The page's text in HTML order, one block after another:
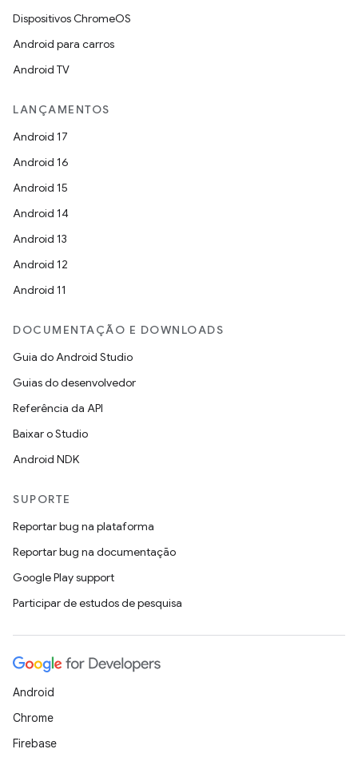
Dispositivos ChromeOS
Android para carros
Android TV
LANÇAMENTOS
Android 17
Android 16
Android 15
Android 14
Android 13
Android 12
Android 11
DOCUMENTAÇÃO E DOWNLOADS
Guia do Android Studio
Guias do desenvolvedor
Referência da API
Baixar o Studio
Android NDK
SUPORTE
Reportar bug na plataforma
Reportar bug na documentação
Google Play support
Participar de estudos de pesquisa
Android
Chrome
Firebase